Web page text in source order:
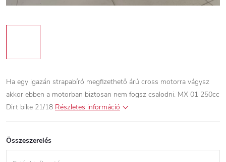
Ha egy igazán strapabíró megfizethető árú cross motorra vágysz
akkor ebben a motorban biztosan nem fogsz csalodni. MX 01 250cc
Dirt bike 21/18 Részletes információ
Összeszerelés